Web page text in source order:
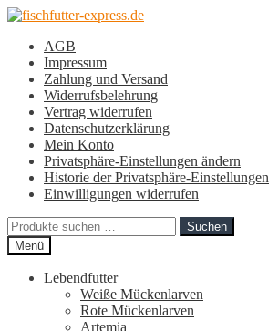
Zur
springen
Zum
springenAGB
Impressum
Zahlung und Versand
Widerrufsbelehrung
Vertrag widerrufen
Datenschutzerklärung
Mein Konto
Privatsphäre-Einstellungen ändern
Historie der Privatsphäre-Einstellungen
Einwilligungen widerrufen
Suchen
nach:
Suchen
Menü
Lebendfutter
Weiße Mückenlarven
Rote Mückenlarven
Artemia